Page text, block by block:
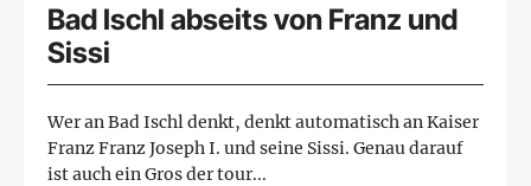
Bad Ischl abseits von Franz und
Sissi
Wer an Bad Ischl denkt, denkt automatisch an Kaiser
Franz Franz Joseph I. und seine Sissi. Genau darauf
ist auch ein Gros der tour...